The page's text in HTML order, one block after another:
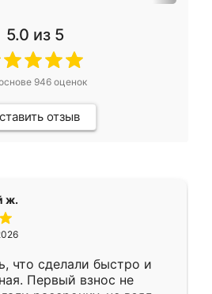
5.0 из 5
946оценок
отзыв
ж.
что сделали быстро и
Первый взнос не